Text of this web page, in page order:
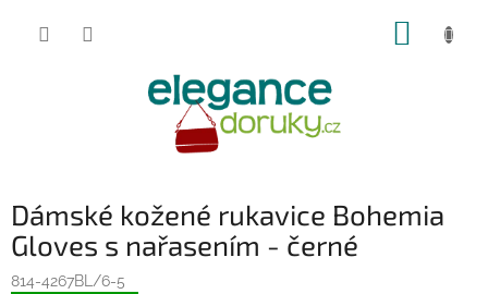
Dámské kožené rukavice Bohemia
Gloves s nařasením - černé
814-4267BL/6-5